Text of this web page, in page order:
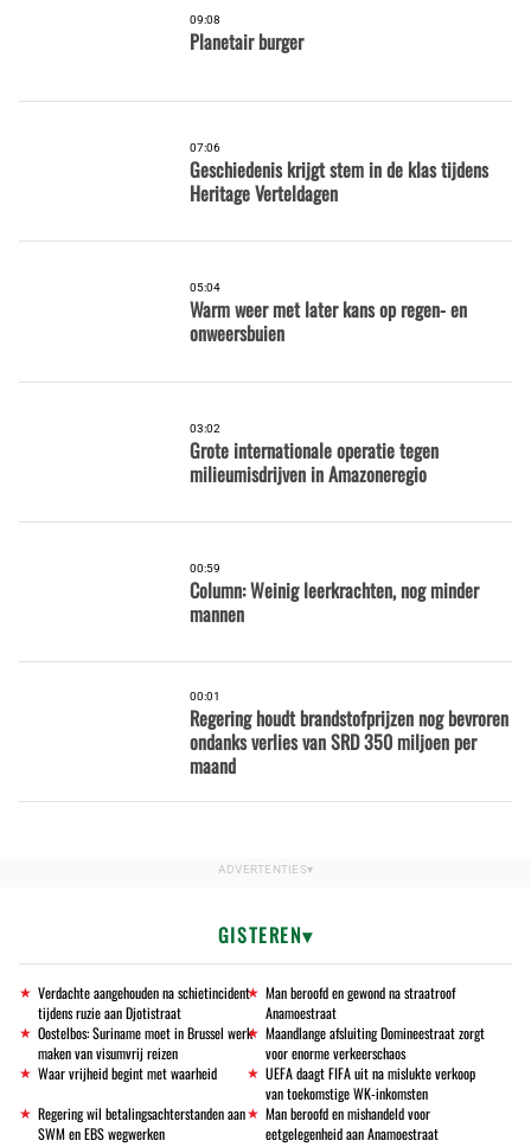
09:08
Planetair burger
07:06
Geschiedenis krijgt stem in de klas tijdens
Heritage Verteldagen
05:04
Warm weer met later kans op regen- en
onweersbuien
03:02
Grote internationale operatie tegen
milieumisdrijven in Amazoneregio
00:59
Column: Weinig leerkrachten, nog minder
mannen
00:01
Regering houdt brandstofprijzen nog bevroren
ondanks verlies van SRD 350 miljoen per
maand
GISTEREN
Verdachte aangehouden na schietincident
tijdens ruzie aan Djotistraat
Man beroofd en gewond na straatroof
Anamoestraat
Oostelbos: Suriname moet in Brussel werk
maken van visumvrij reizen
Maandlange afsluiting Domineestraat zorgt
voor enorme verkeerschaos
Waar vrijheid begint met waarheid
UEFA daagt FIFA uit na mislukte verkoop
van toekomstige WK-inkomsten
Regering wil betalingsachterstanden aan
SWM en EBS wegwerken
Man beroofd en mishandeld voor
eetgelegenheid aan Anamoestraat